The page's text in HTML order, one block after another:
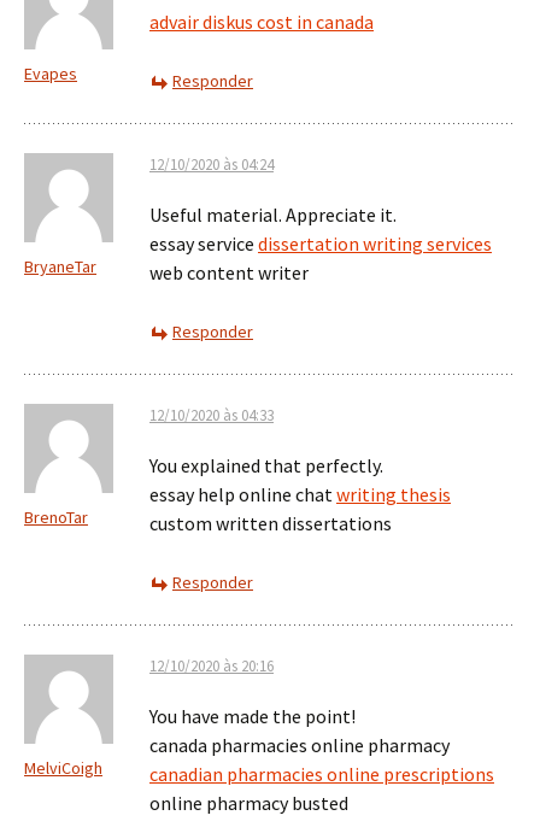
Evapes
advair diskus cost in canada
Responder
BryaneTar
12/10/2020 às 04:24
Useful material. Appreciate it.
essay service dissertation writing services
web content writer
Responder
BrenoTar
12/10/2020 às 04:33
You explained that perfectly.
essay help online chatwriting thesis
custom written dissertations
Responder
MelviCoigh
12/10/2020 às 20:16
You have made the point!
canada pharmacies online pharmacy
canadian pharmacies online prescriptions
online pharmacy busted